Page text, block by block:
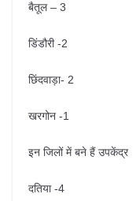
बैतूल – 3
डिंडौरी -2
छिंदवाड़ा- 2
खरगोन -1
इन जिलों में बने हैं उपकेंद्र
दतिया -4